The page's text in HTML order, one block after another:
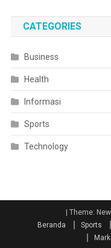
CATEGORIES
Business
Health
Informasi
Sports
Technology
| Theme:
Beranda
Sports